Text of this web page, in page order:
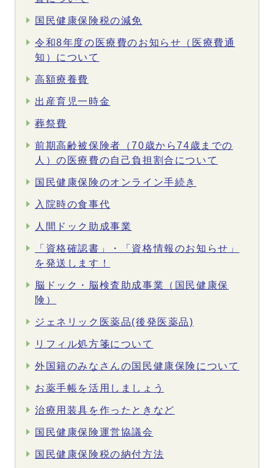
国民健康保険税の減免
令和8年度の医療費のお知らせ（医療費通
知）について
高額療養費
出産育児一時金
葬祭費
前期高齢被保険者（70歳から74歳までの
人）の医療費の自己負担割合について
国民健康保険のオンライン手続き
入院時の食事代
人間ドック助成事業
「資格確認書」・「資格情報のお知らせ」
を発送します！
脳ドック・脳検査助成事業（国民健康保
険）
ジェネリック医薬品(後発医薬品)
リフィル処方箋について
外国籍のみなさんの国民健康保険について
お薬手帳を活用しましょう
治療用装具を作ったときなど
国民健康保険運営協議会
国民健康保険税の納付方法